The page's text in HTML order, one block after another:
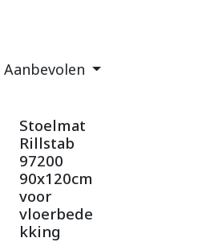
Aanbevolen
Stoelmat
Rillstab
97200
90x120cm
voor
vloerbede
kking